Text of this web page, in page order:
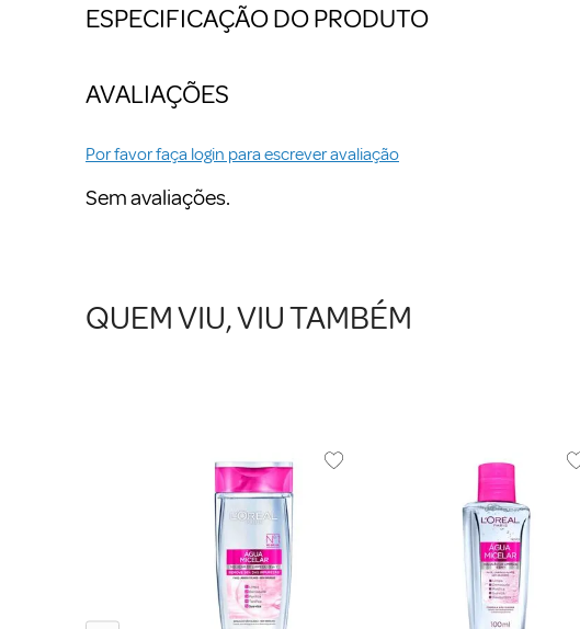
ESPECIFICAÇÃO DO PRODUTO
AVALIAÇÕES
Por favor faça login para escrever avaliação
Sem avaliações.
QUEM VIU, VIU TAMBÉM